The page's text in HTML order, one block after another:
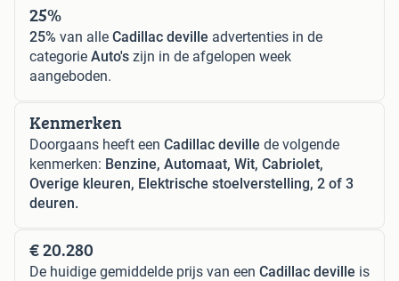
25%
25% van alle Cadillac deville advertenties in de
categorie Auto's zijn in de afgelopen week
aangeboden.
Kenmerken
Doorgaans heeft een Cadillac deville de volgende
kenmerken: Benzine, Automaat, Wit, Cabriolet,
Overige kleuren, Elektrische stoelverstelling, 2 of 3
deuren.
€ 20.280
De huidige gemiddelde prijs van een Cadillac deville is